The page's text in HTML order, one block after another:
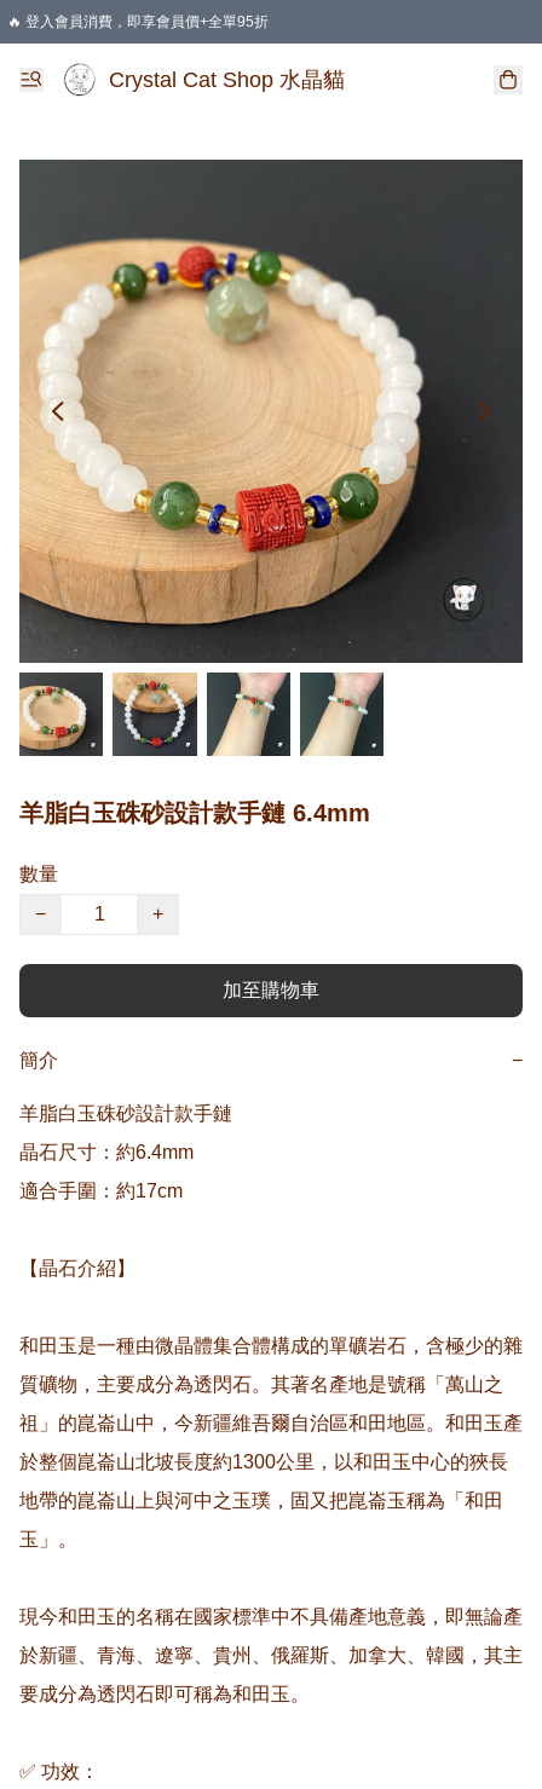
🔥 登入會員消費，即享會員價+全單95折
🛍️ 購物滿HKD 400 即享免運費優惠
Crystal Cat Shop 水晶貓
羊脂白玉硃砂設計款手鏈 6.4mm
數量
−
+
加至購物車
簡介 −
羊脂白玉硃砂設計款手鏈
晶石尺寸：約6.4mm
適合手圍：約17cm
【晶石介紹】
和田玉是一種由微晶體集合體構成的單礦岩石，含極少的雜
質礦物，主要成分為透閃石。其著名產地是號稱「萬山之
祖」的崑崙山中，今新疆維吾爾自治區和田地區。和田玉產
於整個崑崙山北坡長度約1300公里，以和田玉中心的狹長
地帶的崑崙山上與河中之玉璞，固又把崑崙玉稱為「和田
玉」。
現今和田玉的名稱在國家標準中不具備產地意義，即無論產
於新疆、青海、遼寧、貴州、俄羅斯、加拿大、韓國，其主
要成分為透閃石即可稱為和田玉。
✅ 功效：